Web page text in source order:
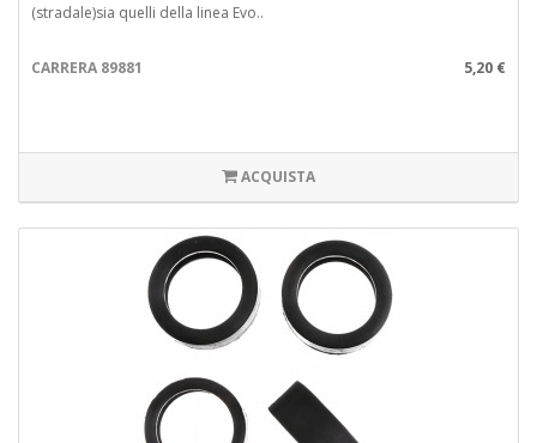
(stradale)sia quelli della linea Evo..
CARRERA 89881 5,20 €
ACQUISTA